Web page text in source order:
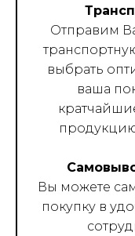
Отправим
выбрать
ваша
Вы можете
покупку в